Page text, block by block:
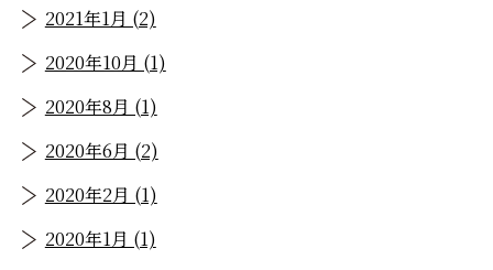
2021年1月 (2)
2020年10月 (1)
2020年8月 (1)
2020年6月 (2)
2020年2月 (1)
2020年1月 (1)